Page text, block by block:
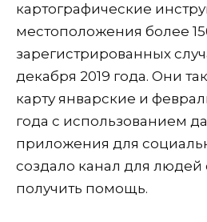
картографические
местоположения более
зарегистрированных
декабря 2019 года. Они
карту январские и
года с использованием
приложения для
создало канал для людей
получить помощь.